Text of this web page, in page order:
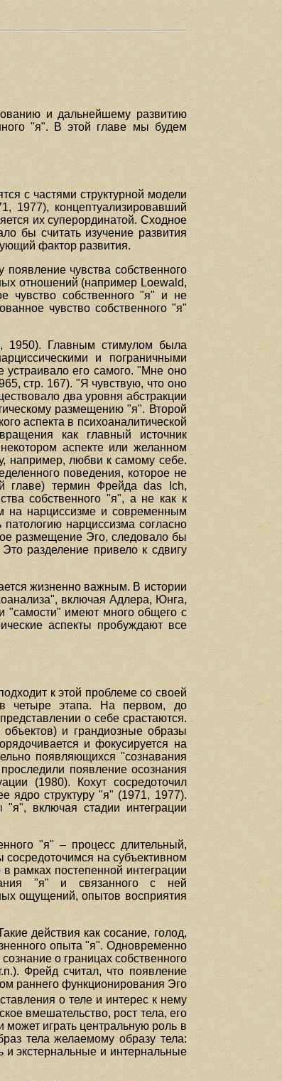
и дальнейшему развитию
"я". В этой главе мы будем
с частями структурной модели
1977), концептуализировавший
их суперординатой. Сходное
бы считать изучение развития
фактор развития.
чувства собственного
отношений (например Loewald,
чувство собственного "я" и не
чувство собственного "я"
1950). Главным стимулом была
и пограничными
устраивало его самого. "Мне оно
стр. 167). "Я чувствую, что оно
два уровня абстракции
размещению "я". Второй
аспекта в психоаналитической
как главный источник
аспекте или желанном
например, любви к самому себе.
поведения, которое не
главе) термин Фрейда das Ich,
собственного "я", а не как к
на нарциссизме и современным
нарциссизма согласно
размещение Эго, следовало бы
разделение привело к сдвигу
жизненно важным. В истории
включая Адлера, Юнга,
"самости" имеют много общего с
аспекты пробуждают все
к этой проблеме со своей
в четыре этапа. На первом, до
о себе срастаются.
и грандиозные образы
и фокусируется на
появляющихся "сознавания
появление осознания
(1980). Кохут сосредоточил
ядро структуру "я" (1971, 1977).
"я", включая стадии интеграции
"я" – процесс длительный,
на субъективном
рамках постепенной интеграции
"я" и связанного с ней
ощущений, опытов восприятия
действия как сосание, голод,
опыта "я". Одновременно
о границах собственного
Фрейд считал, что появление
раннего функционирования Эго
о теле и интерес к нему
вмешательство, рост тела, его
может играть центральную роль в
тела желаемому образу тела:
и экстернальные и интернальные